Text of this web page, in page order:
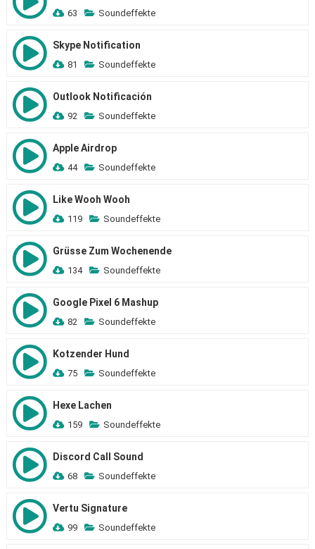
63 Soundeffekte
Skype Notification
81 Soundeffekte
Outlook Notificación
92 Soundeffekte
Apple Airdrop
44 Soundeffekte
Like Wooh Wooh
119 Soundeffekte
Grüsse Zum Wochenende
134 Soundeffekte
Google Pixel 6 Mashup
82 Soundeffekte
Kotzender Hund
75 Soundeffekte
Hexe Lachen
159 Soundeffekte
Discord Call Sound
68 Soundeffekte
Vertu Signature
99 Soundeffekte